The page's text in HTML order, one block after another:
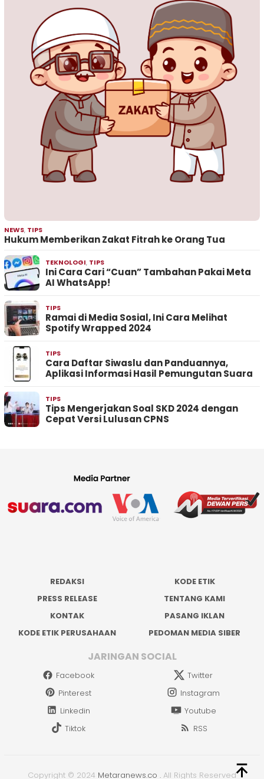
NEWS, TIPS
Hukum Memberikan Zakat Fitrah ke Orang Tua
TEKNOLOGI, TIPS
Ini Cara Cari “Cuan” Tambahan Pakai Meta
AI WhatsApp!
TIPS
Ramai di Media Sosial, Ini Cara Melihat
Spotify Wrapped 2024
TIPS
Cara Daftar Siwaslu dan Panduannya,
Aplikasi Informasi Hasil Pemungutan Suara
TIPS
Tips Mengerjakan Soal SKD 2024 dengan
Cepat Versi Lulusan CPNS
REDAKSI
KODE ETIK
PRESS RELEASE
TENTANG KAMI
KONTAK
PASANG IKLAN
KODE ETIK PERUSAHAAN
PEDOMAN MEDIA SIBER
JARINGAN SOCIAL
Facebook
Twitter
Pinterest
Instagram
Linkedin
Youtube
Tiktok
RSS
Copyright © 2024 Metaranews.co . All Rights Reserved